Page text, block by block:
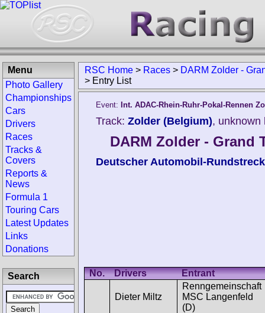
RSC Home > Races > DARM Zolder -
> Entry List
Event: Int. ADAC-Rhein-Ruhr-Pokal-Rennen
Track: Zolder (Belgium), unknown
DARM Zolder - Grand
Deutscher Automobil-
No. Drivers Entrant
Dieter Miltz
Renngemeinschaft
MSC Langenfeld
(D)
Menu
Photo Gallery
Championships
Cars
Drivers
Races
Tracks &
Covers
Reports &
News
Formula 1
Touring Cars
Latest Updates
Links
Donations
Search